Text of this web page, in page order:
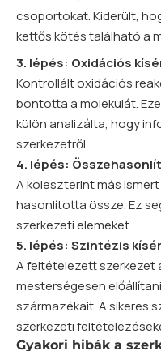
csoportokat. Kiderült,
kettős kötés található a
3. lépés: Oxidációs
Kontrollált oxidációs
bontotta a molekulát.
külön analizálta, hogy
szerkezetről.
4. lépés:
A koleszterint más
hasonlította össze. Ez
szerkezeti elemeket.
5. lépés: Szintézis
A feltételezett szerkezet
mesterségesen
származékait. A sikeres
szerkezeti
Gyakori hibák a